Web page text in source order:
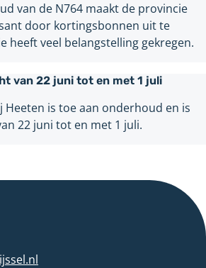
van de N764 maakt de provincie
door kortingsbonnen uit te
heeft veel belangstelling gekregen.
van 22 juni tot en met 1 juli
Heeten is toe aan onderhoud en is
22 juni tot en met 1 juli.